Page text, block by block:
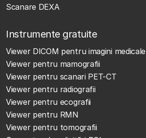
Scanare DEXA
Instrumente gratuite
Viewer DICOM pentru imagini medicale
Viewer pentru mamografii
Viewer pentru scanari PET-CT
Viewer pentru radiografii
Viewer pentru ecografii
Viewer pentru RMN
Viewer pentru tomografii